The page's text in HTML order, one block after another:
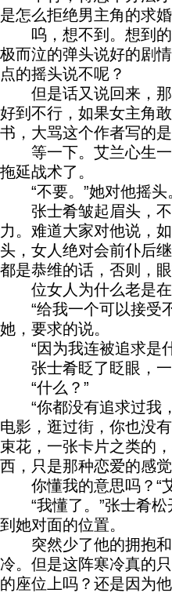
是怎么拒绝男主角的求
呜，想不到。想到的
极而泣的弹头说好的剧
点的摇头说不呢？
但是话又说回来，那
好到不行，如果女主角
书，大骂这个作者写的是
等一下。艾兰心生一
拖延战术了。
“不要。”她对他摇头
张士肴皱起眉头，不
力。难道大家对他说，
头，女人绝对会前仆后
都是恭维的话，否则，
位女人为什么老是在
“给我一个可以接受
她，要求的说。
“因为我连被追求是
张士肴眨了眨眼，一
“什么？”
“你都没有追求过我
电影，逛过街，你也没
束花，一张卡片之类的
西，只是那种恋爱的感觉
你懂我的意思吗？“艾
“我懂了。”张士肴松
到她对面的位置。
突然少了他的拥抱和
冷。但是这阵寒冷真的
的座位上吗？还是因为